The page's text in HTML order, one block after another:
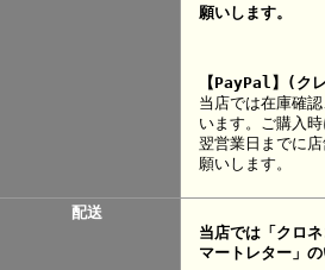
願いします。
【PayPal】(ク
当店では在庫確
います。ご購入
翌営業日までに
願いします。
配送
当店では「クロ
マートレター」